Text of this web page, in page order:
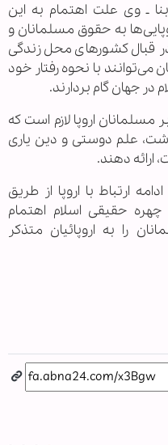
ـ وی علت اهتمام به این
به حقوق مسلمانان و
قبال کشورهای محل زندگی
با نحوه رفتار خود
جهان گام بردارند.
مسلمانان اروپا لازم است که
علم دوستی و دین یاری
ارائه دهند.
ارتباط با اروپا از طریق
حقیقی اسلام اهتمام
را به اروپائیان متذکر